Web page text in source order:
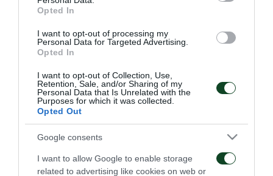
Opted In
I want to opt-out of processing my
Personal Data for Targeted Advertising.
Opted In
I want to opt-out of Collection, Use,
Retention, Sale, and/or Sharing of my
Personal Data that Is Unrelated with the
Purposes for which it was collected.
Opted Out
Google consents
I want to allow Google to enable storage
related to advertising like cookies on web or
Ντραγκόφσκι, Λοντίγκιν, Λίλο, Βαγιαννίδης,
Κάτρης, Ίνγκασον, Ρούμπεν, Άραο, Μαξίμοβιτς,
Βιλένα, Ζέκα, Μπακασέτας, Αϊτόρ, Μαντσίνι,
Τζούριτσιτς, Λημνιός, Νίκας, Γερεμέγεφ.
ΑΓΩΝΙΣΤΙΚΑ